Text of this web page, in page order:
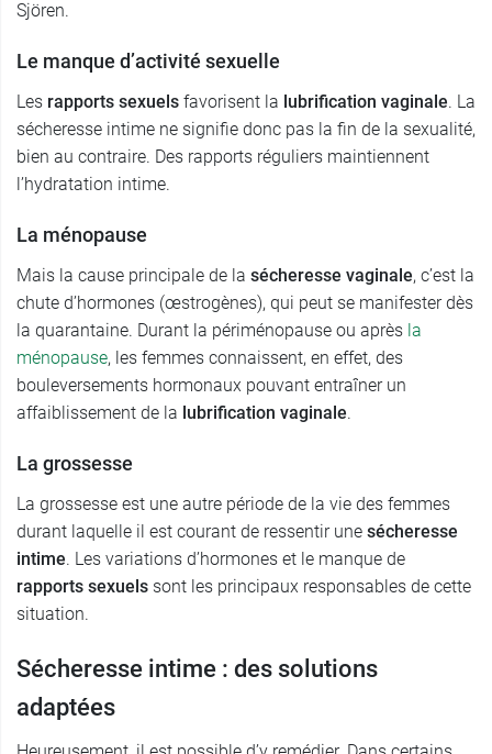
Sjören.
Le manque d’activité sexuelle
Les rapports sexuels favorisent la lubrification vaginale. La
sécheresse intime ne signifie donc pas la fin de la sexualité,
bien au contraire. Des rapports réguliers maintiennent
l’hydratation intime.
La ménopause
Mais la cause principale de la sécheresse vaginale, c’est la
chute d’hormones (œstrogènes), qui peut se manifester dès
la quarantaine. Durant la périménopause ou après la
ménopause, les femmes connaissent, en effet, des
bouleversements hormonaux pouvant entraîner un
affaiblissement de la lubrification vaginale.
La grossesse
La grossesse est une autre période de la vie des femmes
durant laquelle il est courant de ressentir une sécheresse
intime. Les variations d’hormones et le manque de
rapports sexuels sont les principaux responsables de cette
situation.
Sécheresse intime : des solutions
adaptées